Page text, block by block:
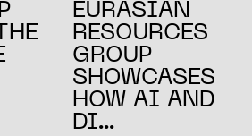
EURASIAN
RESOURCES
GROUP
SHOWCASES
HOW AI AND
DI...